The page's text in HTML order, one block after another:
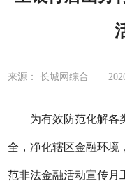
来源： 长城网综合
为有效防范化解各
全，净化辖区金融环境
范非法金融活动宣传月